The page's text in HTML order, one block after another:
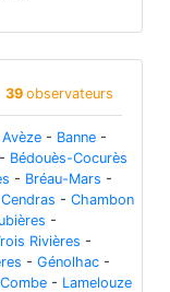
39 observateurs
Avèze - Banne -
- Bédouès-Cocurès
- Bréau-Mars -
Cendras - Chambon
-
Rivières -
- Génolhac -
- Lamelouze